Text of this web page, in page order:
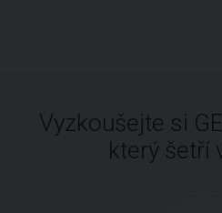
Vyzkoušejte si
který šetří